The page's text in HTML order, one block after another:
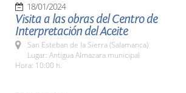
18/01/2024
Visita a las obras del Centro de
Interpretación del Aceite
San Esteban de la Sierra (Salamanca)
Lugar: Antigua Almazara municipal
Hora: 10:00 h.